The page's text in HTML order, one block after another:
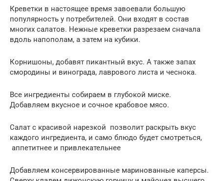
Креветки в настоящее время завоевали большую
популярность у потребителей. Они входят в состав
многих салатов. Нежные креветки разрезаем сначала
вдоль напополам, а затем на кубики.
Корнишоны, добавят пикантный вкус. А также запах
смородины и винограда, лаврового листа и чеснока.
Все ингредиенты собираем в глубокой миске.
Добавляем вкусное и сочное крабовое мясо.
Салат с красивой нарезкой позволит раскрыть вкус
каждого ингредиента, и само блюдо будет смотреться,
аппетитнее и привлекательнее
Добавляем консервированные маринованные каперсы.